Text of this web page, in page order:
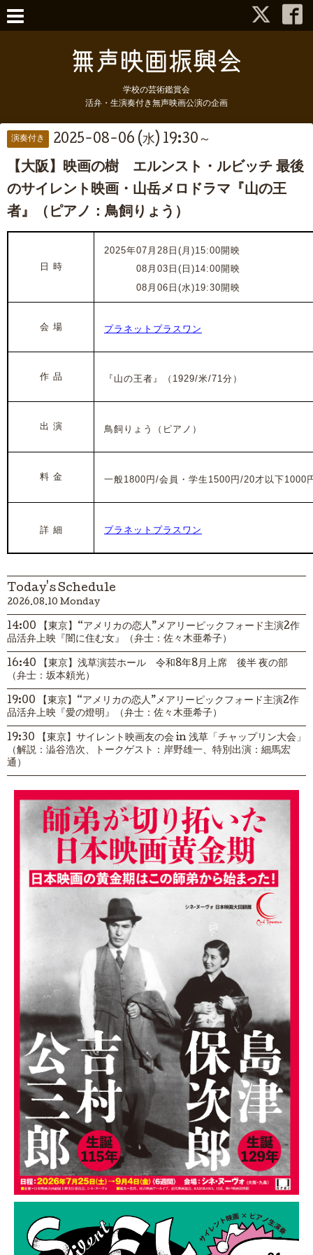
学校の芸術鑑賞会
活弁・生演奏付き無声映画公演の企画
演奏付き 2025-08-06 (水) 19:30～
【大阪】映画の樹 エルンスト・ルビッチ 最後
のサイレント映画・山岳メロドラマ『山の王
者』（ピアノ：鳥飼りょう）
日 時
2025年07月28日(月)15:00開映
08月03日(日)14:00開映
08月06日(水)19:30開映
会 場 プラネットプラスワン
作 品 『山の王者』（1929/米/71分）
出 演 鳥飼りょう（ピアノ）
料 金 一般1800円/会員・学生1500円/20才以下1000
詳 細 プラネットプラスワン
Today's Schedule
2026.08.10 Monday
14:00 【東京】“アメリカの恋人”メアリーピックフォード主演2作
品活弁上映『闇に住む女』（弁士：佐々木亜希子）
16:40 【東京】浅草演芸ホール 令和8年8月上席 後半 夜の部
（弁士：坂本頼光）
19:00 【東京】“アメリカの恋人”メアリーピックフォード主演2作
品活弁上映『愛の燈明』（弁士：佐々木亜希子）
19:30 【東京】サイレント映画友の会 in 浅草「チャップリン大会」
（解説：澁谷浩次、トークゲスト：岸野雄一、特別出演：細馬宏
通）